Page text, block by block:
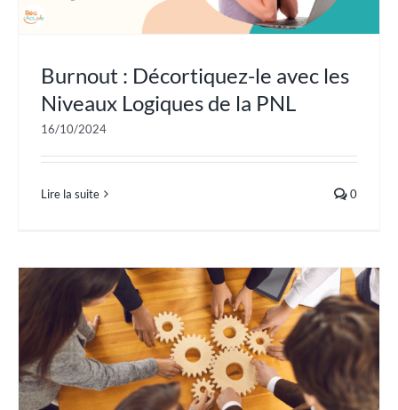
Burnout : Décortiquez-le avec les
Niveaux Logiques de la PNL
16/10/2024
Lire la suite 0